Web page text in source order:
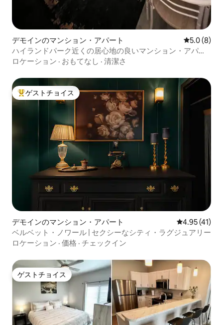
デモインのマンション・アパート レビュー8
5.0 (8)
ハイランドパーク近くの居心地の良いマンション・アパー
ト
ロケーション · おもてなし · 清潔さ
大好評のゲストチョイスです。
ゲストチョイス
デモインのマンション・アパート レビュー41
4.95 (41)
ベルベット・ノワール | セクシーなシティ・ラグジュアリー
ロケーション · 価格 · チェックイン
ゲストチョイス
ゲストチョイス